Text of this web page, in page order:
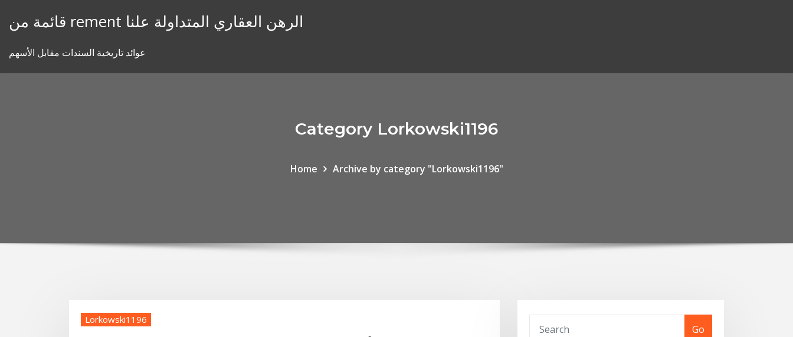
قائمة من rement الرهن العقاري المتداولة علنا
عوائد تاريخية السندات مقابل الأسهم
Category Lorkowski1196
Home Archive by category "Lorkowski1196"
Lorkowski1196
Go